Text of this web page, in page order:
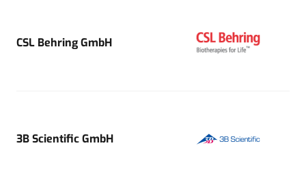
CSL Behring GmbH
3B Scientific GmbH